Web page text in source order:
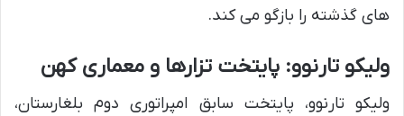
های گذشته را بازگو می کند.
ولیکو تارنوو: پایتخت تزارها و معماری کهن
ولیکو تارنوو، پایتخت سابق امپراتوری دوم بلغارستان،